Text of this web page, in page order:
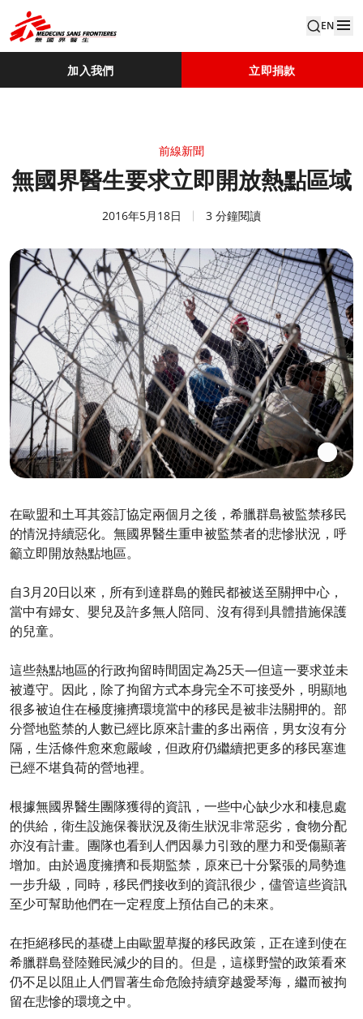
EN
加入我們 立即捐款
前線新聞
無國界醫生要求立即開放熱點區域
2016年5月18日 3 分鐘閱讀
在歐盟和土耳其簽訂協定兩個月之後，希臘群島被監禁移民
的情況持續惡化。無國界醫生重申被監禁者的悲慘狀況，呼
籲立即開放熱點地區。
自3月20日以來，所有到達群島的難民都被送至關押中心，
當中有婦女、嬰兒及許多無人陪同、沒有得到具體措施保護
的兒童。
這些熱點地區的行政拘留時間固定為25天—但這一要求並未
被遵守。因此，除了拘留方式本身完全不可接受外，明顯地
很多被迫住在極度擁擠環境當中的移民是被非法關押的。部
分營地監禁的人數已經比原來計畫的多出兩倍，男女沒有分
隔，生活條件愈來愈嚴峻，但政府仍繼續把更多的移民塞進
已經不堪負荷的營地裡。
根據無國界醫生團隊獲得的資訊，一些中心缺少水和棲息處
的供給，衛生設施保養狀況及衛生狀況非常惡劣，食物分配
亦沒有計畫。團隊也看到人們因暴力引致的壓力和受傷顯著
增加。由於過度擁擠和長期監禁，原來已十分緊張的局勢進
一步升級，同時，移民們接收到的資訊很少，儘管這些資訊
至少可幫助他們在一定程度上預估自己的未來。
在拒絕移民的基礎上由歐盟草擬的移民政策，正在達到使在
希臘群島登陸難民減少的目的。但是，這樣野蠻的政策看來
仍不足以阻止人們冒著生命危險持續穿越愛琴海，繼而被拘
留在悲慘的環境之中。